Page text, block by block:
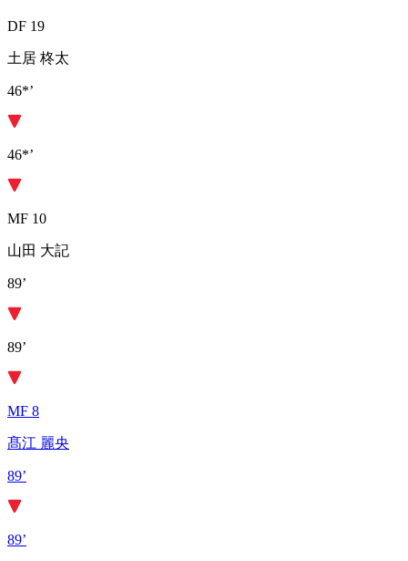
DF 19
土居 柊太
46*’
46*’
MF 10
山田 大記
89’
89’
MF 8
髙江 麗央
89’
89’